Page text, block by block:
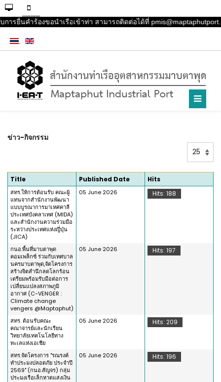
ยื่นคำร้องขอนำเรือเข้าท่า สามารถติดต่อได้ที่
ข่าว-กิจกรรม
Display
#
Title Published Date Hits
สทร.ให้การต้อนรับ คณะผู้
แทนจากสำนักงานพัฒนา
แบบบูรณาการมาเหศคาลี
ประเทศบังคลาเทศ (MIDA)
และสำนักงานความร่วมมือ
ระหว่างประเทศแห่งญี่ปุ่น
(JICA)
05 June 2026 Hits: 188
กนอ.พื้นที่มาบตาพุด
คอมเพล็กซ์ ร่วมกับเทศบาล
นครมาบตาพุด,จัดโครงการ
สร้างจิตสำนึกลดโลกร้อน
เตรียมพร้อมรับมือต่อการ
เปลี่ยนแปลงสภาพภูมิ
อากาศ (C-VENGER :
Climate change
vengers @Maptaphut)
05 June 2026 Hits: 197
สทร. ต้อนรับคณะ
คณาจารย์และนักเรียน
วิทยาลัยเทคโนโลยีทาง
ทะเลแห่งเอเชีย
05 June 2026 Hits: 209
สทร.จัดโครงการ "รณรงค์
ทำประมงปลอดภัย ประจำปี
2569" (กนอ.สัญจร) กลุ่ม
ประมงเรือเล็กหาดแสงเงิน
05 June 2026 Hits: 196